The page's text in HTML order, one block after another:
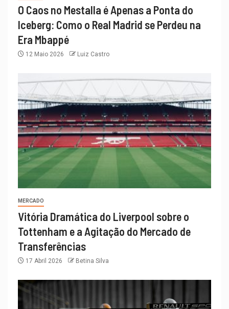
O Caos no Mestalla é Apenas a Ponta do
Iceberg: Como o Real Madrid se Perdeu na
Era Mbappé
12 Maio 2026 Luiz Castro
MERCADO
Vitória Dramática do Liverpool sobre o
Tottenham e a Agitação do Mercado de
Transferências
17 Abril 2026 Betina Silva